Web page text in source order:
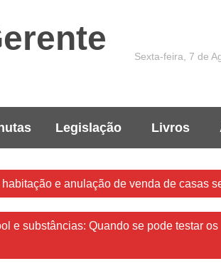
Sexta-feira, 7 de
Legislação Livros
e anulação de venda de casas
e substâncias: Quando se pode testar os